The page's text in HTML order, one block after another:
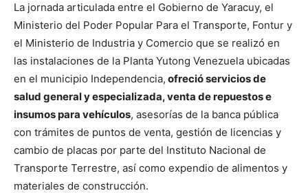
La jornada articulada entre el Gobierno de Yaracuy, el
Ministerio del Poder Popular Para el Transporte, Fontur y
el Ministerio de Industria y Comercio que se realizó en
las instalaciones de la Planta Yutong Venezuela ubicadas
en el municipio Independencia, ofreció servicios de
salud general y especializada, venta de repuestos e
insumos para vehículos, asesorías de la banca pública
con trámites de puntos de venta, gestión de licencias y
cambio de placas por parte del Instituto Nacional de
Transporte Terrestre, así como expendio de alimentos y
materiales de construcción.